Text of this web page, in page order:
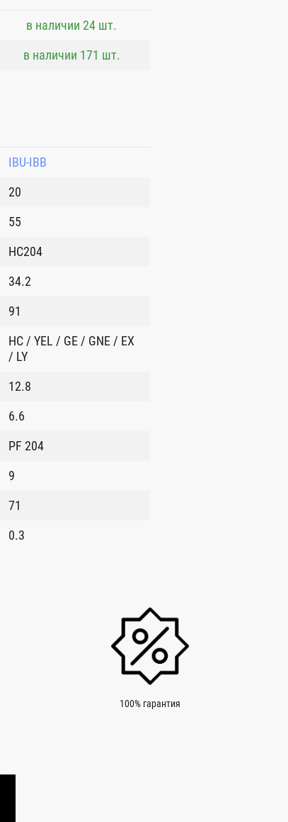
в наличии 24 шт.
в наличии 171 шт.
IBU-IBB
20
55
HC204
34.2
91
HC / YEL / GE / GNE / EX
/ LY
12.8
6.6
PF 204
9
71
0.3
100% гарантия